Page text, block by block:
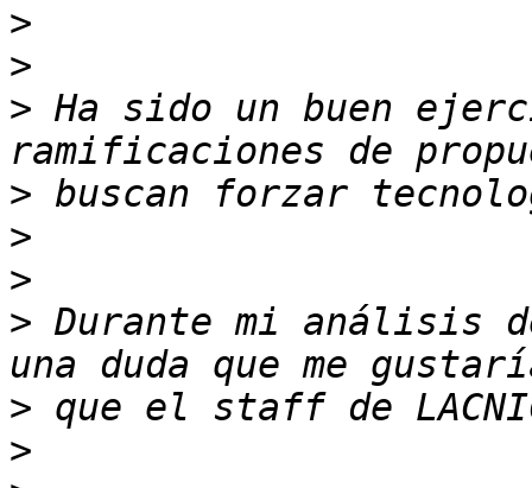
>
>
> Ha sido un buen
>
>
>
> Durante mi análisis
>
>